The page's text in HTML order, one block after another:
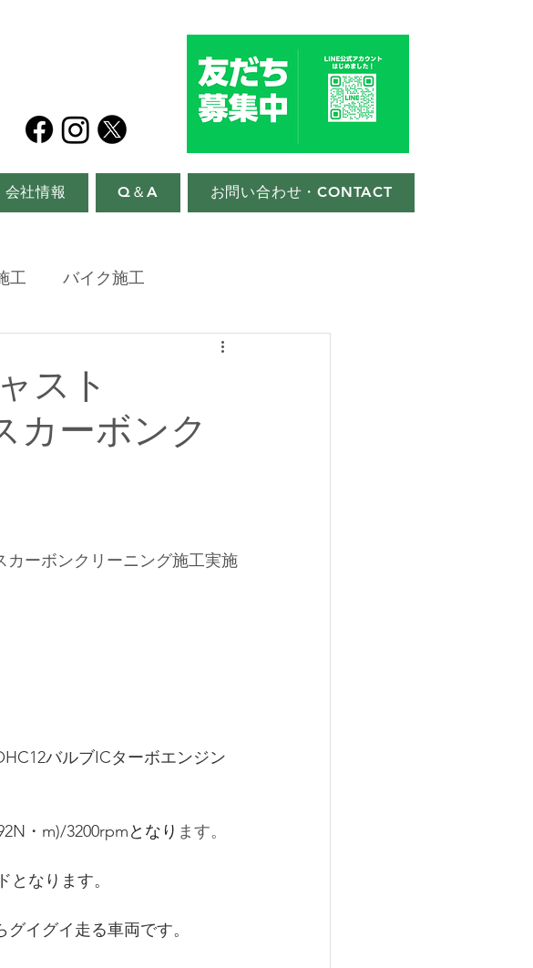
会社情報 Q＆A お問い合わせ・CONTACT
工 バイク施工
スト
カーボンク
カーボンクリーニング施工実施
バルブICターボエンジン
・m)/3200rpmとなり ます。
なります。
イグイ走る車両です。